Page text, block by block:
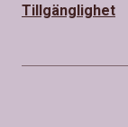
Tillgänglighet